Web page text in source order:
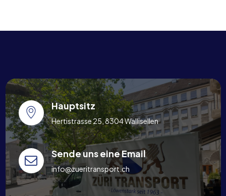
Hauptsitz
Hertistrasse 25, 8304 Wallisellen
Sende uns eine Email
info@zueritransport.ch